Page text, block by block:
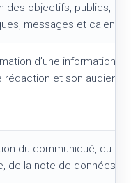
des objectifs, publics,
messages et
d’une information
rédaction et son
du communiqué, du
de la note de données